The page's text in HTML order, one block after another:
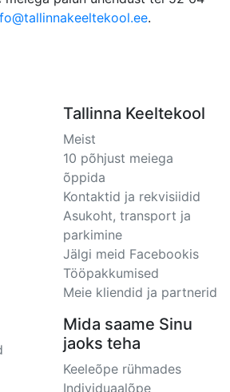
.
Tallinna Keeltekool
Meist
10 põhjust meiega
õppida
Kontaktid ja rekvisiidid
Asukoht, transport ja
parkimine
Jälgi meid Facebookis
Tööpakkumised
Meie kliendid ja partnerid
Mida saame Sinu
jaoks teha
Keeleõpe rühmades
Individuaalõpe